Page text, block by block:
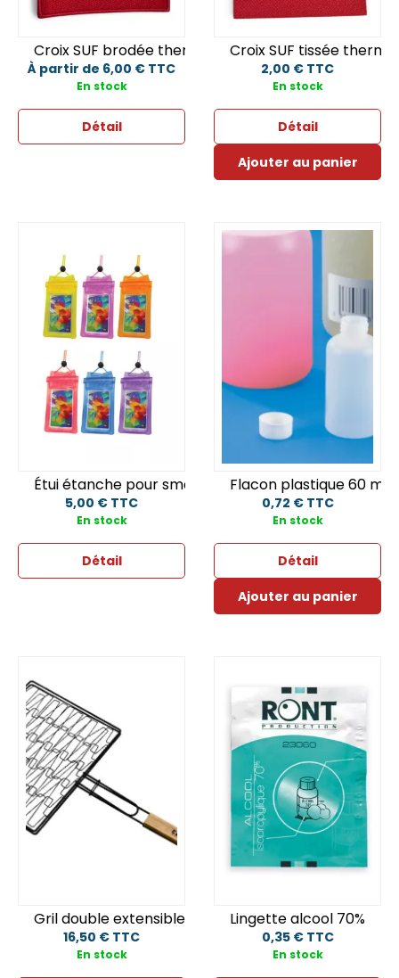
Croix SUF brodée thermocollante
À partir de 6,00 € TTC
En stock
Détail
Croix SUF tissée
2,00 € TTC
En stock
Détail
Ajouter au panier
Étui étanche pour smartphone
5,00 € TTC
En stock
Détail
Flacon plastique 60 ml
0,72 € TTC
En stock
Détail
Ajouter au panier
Gril double extensible 35 x28 cm
16,50 € TTC
En stock
Lingette alcool 70%
0,35 € TTC
En stock